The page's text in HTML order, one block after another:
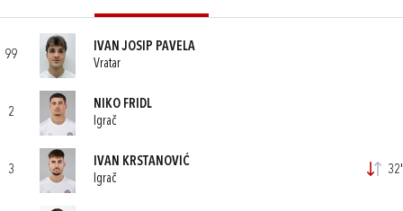
99
IVAN JOSIP PAVELA
Vratar
2
NIKO FRIDL
Igrač
3
IVAN KRSTANOVIĆ
Igrač
32'